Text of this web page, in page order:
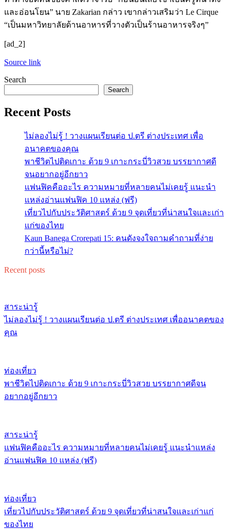
และอ่อนโยน” นาย Zakarian กล่าว เขากล่าวเสริมว่า Le Cirque
“เป็นมหาวิทยาลัยด้านอาหารที่วางตัวเป็นร้านอาหารจริงๆ”
[ad_2]
Source link
Search
Search
Recent Posts
ไม่ลองไม่รู้ ! วางแผนเรียนต่อ ป.ตรี ต่างประเทศ เพื่อ
อนาคตของคุณ
พาชีวิตไปติดเกาะ ด้วย 9 เกาะกระบี่วิวสวย บรรยากาศดี
จนอยากอยู่อีกยาว
แฟนฟิคคืออะไร ความหมายที่หลายคนไม่เคยรู้ แนะนำ
แหล่งอ่านแฟนฟิค 10 แหล่ง (ฟรี)
เที่ยวไปกับประวัติศาสตร์ ด้วย 9 จุดเที่ยวที่น่าสนใจและเก่า
แก่ของไทย
Kaun Banega Crorepati 15: คนดังจงใจถามคำถามที่ง่าย
กว่านี้หรือไม่?
Recent posts
สาระน่ารู้
ไม่ลองไม่รู้ ! วางแผนเรียนต่อ ป.ตรี ต่างประเทศ เพื่ออนาคตของ
คุณ
ท่องเที่ยว
พาชีวิตไปติดเกาะ ด้วย 9 เกาะกระบี่วิวสวย บรรยากาศดีจน
อยากอยู่อีกยาว
สาระน่ารู้
แฟนฟิคคืออะไร ความหมายที่หลายคนไม่เคยรู้ แนะนำแหล่ง
อ่านแฟนฟิค 10 แหล่ง (ฟรี)
ท่องเที่ยว
เที่ยวไปกับประวัติศาสตร์ ด้วย 9 จุดเที่ยวที่น่าสนใจและเก่าแก่
ของไทย